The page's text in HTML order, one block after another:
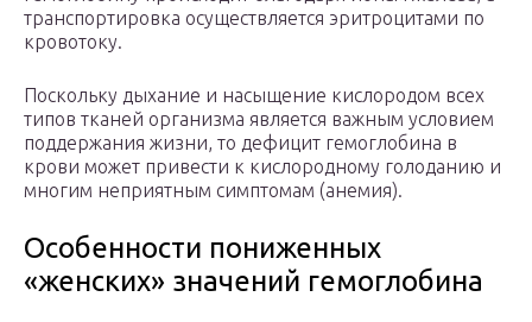
транспортировка осуществляется эритроцитами по
кровотоку.
Поскольку дыхание и насыщение кислородом всех
типов тканей организма является важным условием
поддержания жизни, то дефицит гемоглобина в
крови может привести к кислородному голоданию и
многим неприятным симптомам (анемия).
Особенности пониженных
«женских» значений гемоглобина